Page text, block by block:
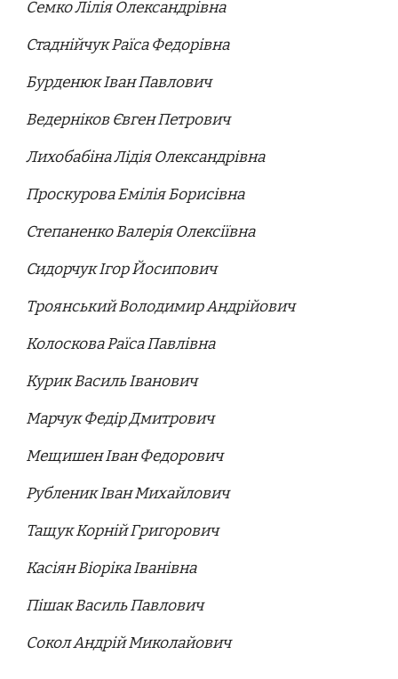
Семко Лілія Олександрівна
Стаднійчук Раїса Федорівна
Бурденюк Іван Павлович
Ведерніков Євген Петрович
Лихобабіна Лідія Олександрівна
Проскурова Емілія Борисівна
Степаненко Валерія Олексіївна
Сидорчук Ігор Йосипович
Троянський Володимир Андрійович
Колоскова Раїса Павлівна
Курик Василь Іванович
Марчук Федір Дмитрович
Мещишен Іван Федорович
Рубленик Іван Михайлович
Тащук Корній Григорович
Касіян Віоріка Іванівна
Пішак Василь Павлович
Сокол Андрій Миколайович